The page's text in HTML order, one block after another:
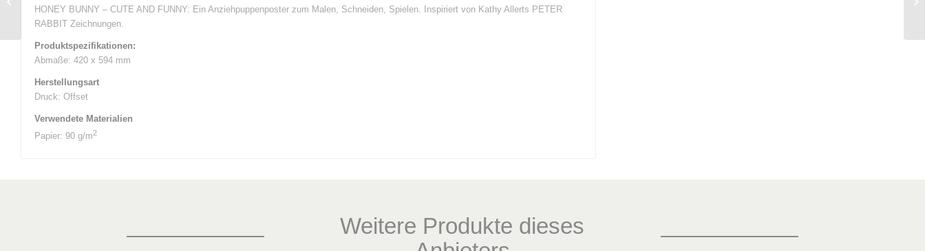
HONEY BUNNY – CUTE AND FUNNY: Ein Anziehpuppenposter zum Malen, Schneiden, Spielen. Inspiriert von Kathy Allerts PETER
RABBIT Zeichnungen.
Produktspezifikationen:
Abmaße: 420 x 594 mm
Herstellungsart
Druck: Offset
Verwendete Materialien
Papier: 90 g/m2
Weitere Produkte dieses